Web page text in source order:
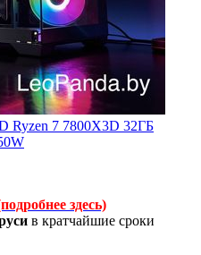
Ryzen 7 7800X3D 32ГБ
здесь)
в кратчайшие сроки